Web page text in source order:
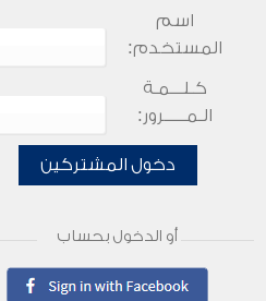
اسم
المستخدم:
كـلـــمـة
الـمـــــرور:
دخول المشتركين
أو الدخول بحساب